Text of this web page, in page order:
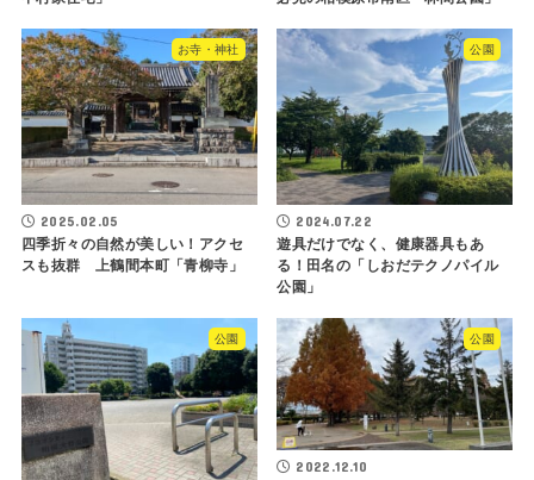
お寺・神社
2025.02.05
四季折々の自然が美しい！アクセ
スも抜群 上鶴間本町「青柳寺」
公園
2024.07.22
遊具だけでなく、健康器具もあ
る！田名の「しおだテクノパイル
公園」
公園 公園
2022.12.10